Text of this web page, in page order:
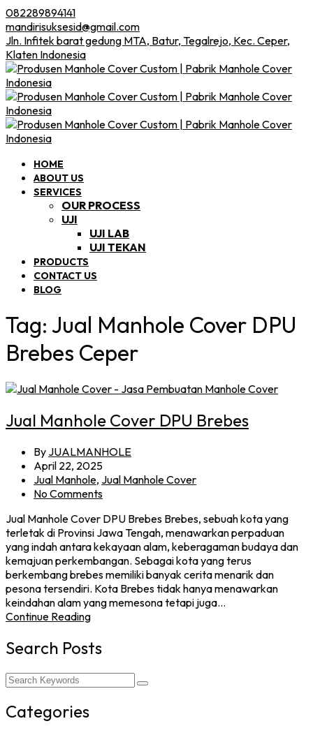
082289894141
mandirisuksesid@gmail.com
Jln. Infitek barat gedung MTA, Batur, Tegalrejo, Kec. Ceper,
Klaten Indonesia
HOME
ABOUT US
SERVICES
OUR PROCESS
UJI
UJI LAB
UJI TEKAN
PRODUCTS
CONTACT US
BLOG
Tag: Jual Manhole Cover DPU
Brebes Ceper
Jual Manhole Cover DPU Brebes
By JUALMANHOLE
April 22, 2025
Jual Manhole, Jual Manhole Cover
No Comments
Jual Manhole Cover DPU Brebes Brebes, sebuah kota yang
terletak di Provinsi Jawa Tengah, menawarkan perpaduan
yang indah antara kekayaan alam, keberagaman budaya dan
kemajuan perkembangan. Sebagai kota yang terus
berkembang brebes memiliki banyak cerita menarik dan
pesona tersendiri. Kota Brebes tidak hanya menawarkan
keindahan alam yang memesona tetapi juga…
Continue Reading
Search Posts
Categories